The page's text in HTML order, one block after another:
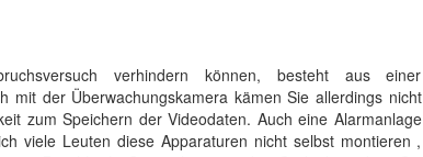
verhindern können, besteht aus einer
mit der Überwachungskamera kämen Sie allerdings nicht
zum Speichern der Videodaten. Auch eine Alarmanlage
viele Leuten diese Apparaturen nicht selbst montieren ,